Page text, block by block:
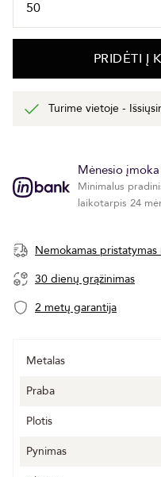
PRIDĖTI Į
Turime vietoje -
Mėnesio
Minimalus
laikotarpis 24
Nemokamas
30 dienų grąžinimas
2 metų garantija
Metalas
Praba
Plotis
Pynimas